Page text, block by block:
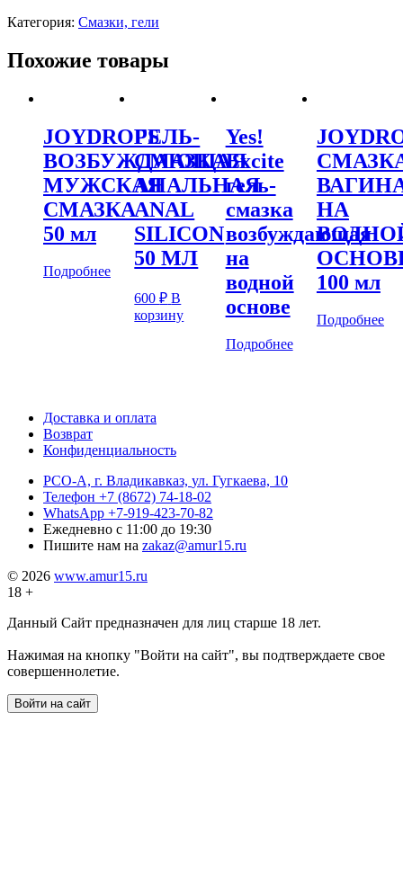
Категория: Смазки, гели
Похожие товары
JOYDROPS
ВОЗБУЖДАЮЩАЯ
МУЖСКАЯ
СМАЗКА
50 мл
Подробнее
ГЕЛЬ-
СМАЗКА
АНАЛЬНАЯ
ANAL
SILICON
50 МЛ
600₽ В
корзину
Yes!
Excite
гель-
смазка
возбуждающая
на
водной
основе
Подробнее
НА
100 мл
Подробнее
Доставка и оплата
Возврат
Конфиденциальность
РСО-А, г. Владикавказ, ул. Гугкаева, 10
Телефон +7 (8672) 74-18-02
WhatsApp +7-919-423-70-82
Ежедневно с 11:00 до 19:30
Пишите нам на zakaz@amur15.ru
© 2026 www.amur15.ru
18 +
Данный Сайт предназначен для лиц старше 18 лет.
Нажимая на кнопку "Войти на сайт", вы подтверждаете свое
совершеннолетие.
Войти на сайт